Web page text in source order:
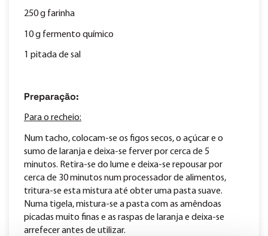
250 g farinha
10 g fermento químico
1 pitada de sal
Preparação:
Para o recheio:
Num tacho, colocam-se os figos secos, o açúcar e o
sumo de laranja e deixa-se ferver por cerca de 5
minutos. Retira-se do lume e deixa-se repousar por
cerca de 30 minutos num processador de alimentos,
tritura-se esta mistura até obter uma pasta suave.
Numa tigela, mistura-se a pasta com as amêndoas
picadas muito finas e as raspas de laranja e deixa-se
arrefecer antes de utilizar.